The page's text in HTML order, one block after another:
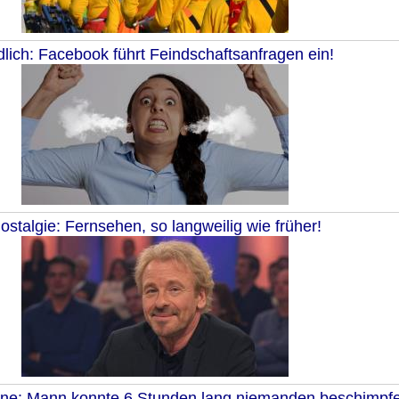
Facebook führt Feindschaftsanfragen ein!
Fernsehen, so langweilig wie früher!